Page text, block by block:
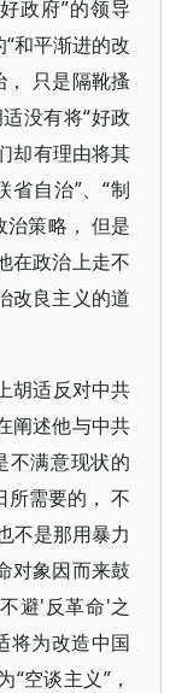
政府”的领导
和平渐进的改
只是隔靴搔
没有将“好政
却有理由将其
省自治”、“制
治策略， 但是
在政治上走不
改良主义的道
胡适反对中共
阐述他与中共
不满意现状的
所需要的， 不
不是那用暴力
对象因而来鼓
避'反革命'之
将为改造中国
空谈主义”，